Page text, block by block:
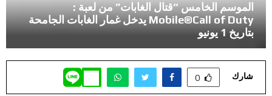
الموسم الخامس “قتال الغابات” من لعبة :
Mobile®Call of Duty يدخل غمار الغابات الجامحة
بتاريخ 1 يونيو
شارك 0